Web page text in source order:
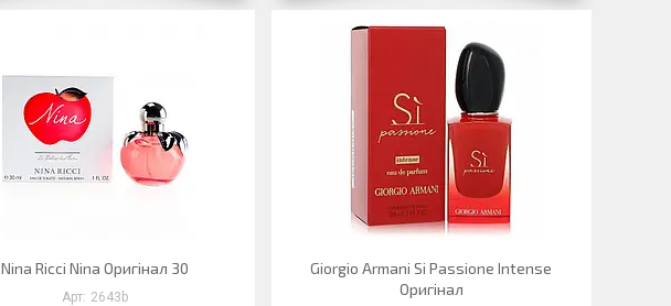
Nina Ricci Nina Оригінал 30
2643b
Giorgio Armani Si Passione Intense
Оригінал